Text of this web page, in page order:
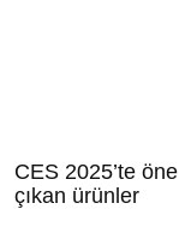
CES 2025’te öne
çıkan ürünler